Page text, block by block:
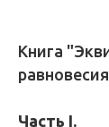
Книга
Часть I.